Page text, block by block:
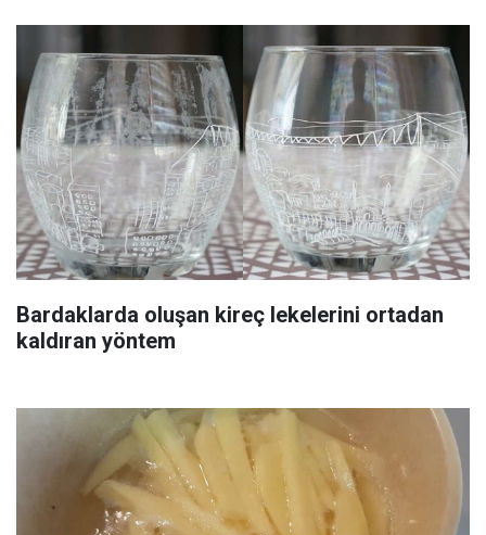
Bardaklarda oluşan kireç lekelerini ortadan
kaldıran yöntem